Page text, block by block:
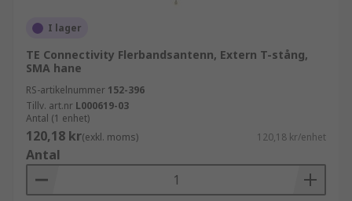
I lager
TE Connectivity Flerbandsantenn, Extern T-stång,
SMA hane
RS-artikelnummer 152-396
Tillv. art.nr L000619-03
Antal (1 enhet)
120,18 kr(exkl. moms) 120,18 kr/enhet
Antal